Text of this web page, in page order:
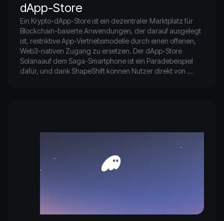
dApp-Store
Ein Krypto-dApp-Store ist ein dezentraler Marktplatz für
Blockchain-basierte Anwendungen, der darauf ausgelegt
ist, restriktive App-Vertriebsmodelle durch einen offenen,
Web3-nativen Zugang zu ersetzen. Der dApp-Store
Solanaauf dem Saga-Smartphone ist ein Paradebeispiel
dafür, und dank ShapeShift können Nutzer direkt von